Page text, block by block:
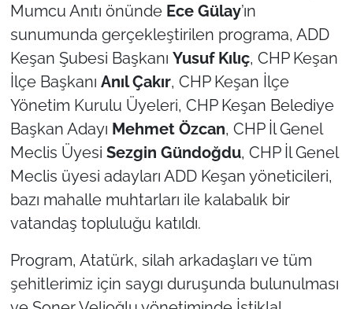
Mumcu Anıtı önünde Ece Gülay’ın
sunumunda gerçekleştirilen programa, ADD
Keşan Şubesi Başkanı Yusuf Kılıç, CHP Keşan
İlçe Başkanı Anıl Çakır, CHP Keşan İlçe
Yönetim Kurulu Üyeleri, CHP Keşan Belediye
Başkan Adayı Mehmet Özcan, CHP İl Genel
Meclis Üyesi Sezgin Gündoğdu, CHP İl Genel
Meclis üyesi adayları ADD Keşan yöneticileri,
bazı mahalle muhtarları ile kalabalık bir
vatandaş topluluğu katıldı.
Program, Atatürk, silah arkadaşları ve tüm
şehitlerimiz için saygı duruşunda bulunulması
Dış Haberler
Magazin
İş Dünyası
Bilim Teknoloji
English News
Canlı Maç
Finans